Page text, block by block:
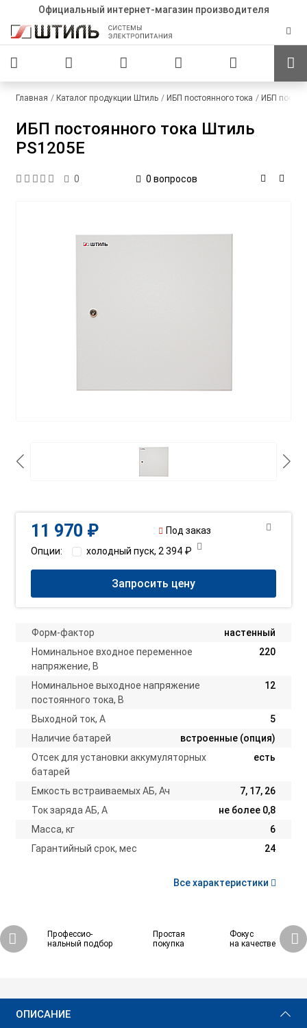
Официальный интернет-магазин производителя
Главная Каталог продукции Штиль ИБП постоянного тока ИБП
ИБП постоянного тока Штиль
PS1205E
0 0 вопросов
Форм-фактор
настенный
Номинальное входное переменное
напряжение, В
220
Номинальное выходное напряжение
постоянного тока, В
12
Выходной ток, А
5
Наличие батарей
встроенные (опция)
Отсек для установки аккумуляторных
батарей
есть
Емкость встраиваемых АБ, Ач
7, 17, 26
Ток заряда АБ, А
не более 0,8
Масса, кг
6
Гарантийный срок, мес
24
Все характеристики
11 970 ₽
Под заказ
Опции:
холодный пуск, 2 394 ₽
Запросить цену
Профессио-
нальный подбор
Простая
покупка
Фокус
на качестве
ОПИСАНИЕ